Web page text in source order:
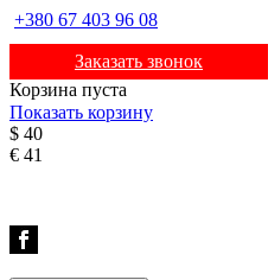
+380 67 403 96 08
Заказать звонок
Корзина пуста
Показать корзину
$ 40
€ 41